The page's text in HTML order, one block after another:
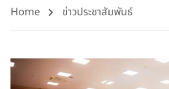
Home ข่าวประชาสัมพันธ์